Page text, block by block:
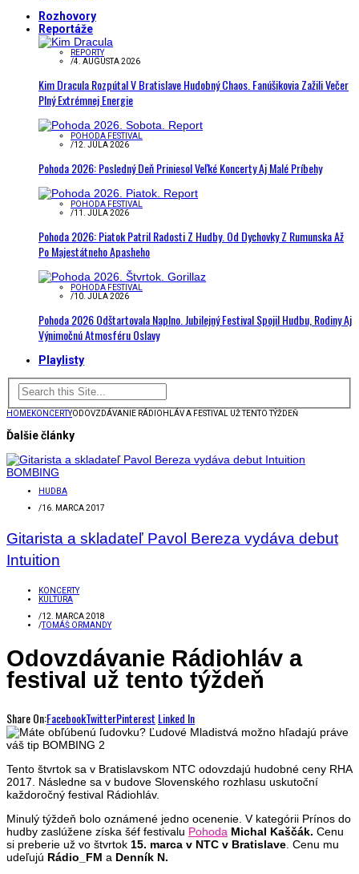
Rozhovory
Reportáže
REPORTY
/4. AUGUSTA 2026
Kim Dracula Rozpútal V Bratislave Hudobný Chaos. Fanúšikovia Zažili Večer
Plný Extrémnej Energie
POHODA FESTIVAL
/12. JÚLA 2026
Pohoda 2026: Posledný Deň Priniesol Veľké Koncerty Aj Malé Príbehy
POHODA FESTIVAL
/11. JÚLA 2026
Pohoda 2026: Piatok Patril Radosti Z Hudby. Od Dychovky Z Rumunska Až
Po Majestátneho Apasheho
POHODA FESTIVAL
/10. JÚLA 2026
Pohoda 2026 Odštartovala Naplno. Jubilejný Festival Spojil Hudbu, Rodiny Aj
Výnimočnú Atmosféru Oslavy
Playlisty
HOMEKONCERTYODOVZDÁVANIE RÁDIOHLÁV A FESTIVAL UŽ TENTO TÝŽDEŇ
Ďalšie články
HUDBA
/16. MARCA 2017
Gitarista a skladateľ Pavol Bereza vydáva debut
Intuition
KONCERTY
KULTÚRA
/12. MARCA 2018
/TOMÁŠ ORMANDY
Odovzdávanie Rádiohláv a
festival už tento týždeň
Share On:FacebookTwitterPinterest Linked In
Tento štvrtok sa v Bratislavskom NTC odovzdajú hudobné ceny RHA
2017. Následne sa v budove Slovenského rozhlasu uskutoční
každoročný festival Rádiohláv.
Minulý týždeň bolo oznámené jedno ocenenie. V kategórii Prínos do
hudby zaslúžene získa šéf festivalu Pohoda Michal Kaščák. Cenu
si preberie už vo štvrtok 15. marca v NTC v Bratislave . Cenu mu
udeľujú Rádio_FM a Denník N.